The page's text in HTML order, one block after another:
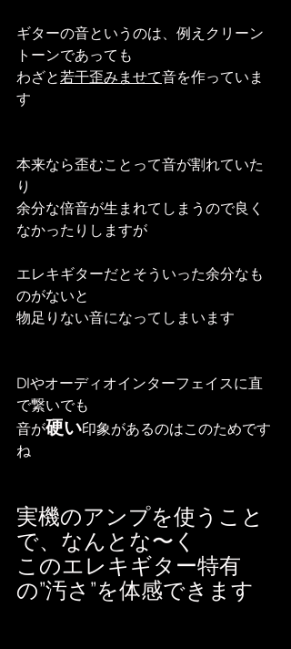
ギターの音というのは、例えクリーン
トーンであっても
わざと若干歪みませて音を作っていま
す
本来なら歪むことって音が割れていた
り
余分な倍音が生まれてしまうので良く
なかったりしますが
エレキギターだとそういった余分なも
のがないと
物足りない音になってしまいます
DIやオーディオインターフェイスに直
で繋いでも
音が硬い印象があるのはこのためです
ね
実機のアンプを使うこと
で、なんとな〜く
このエレキギター特有
の”汚さ”を体感できます